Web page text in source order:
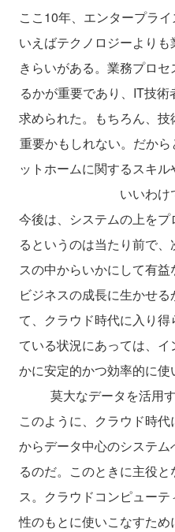
ここ10年、エンタープラ
いえばテクノロジーより
きらいがある。業務プロ
るかが重要であり、IT技
求められた。もちろん、
重要かもしれない。だか
ットホームに関するスキ
いいわけ
今後は、システムの上を
るというのは当たり前で
スの中からいかにして有
ビジネスの成長に生かせ
て、クラウド時代に入り
ている状況にあっては、
かに安定的かつ効率的に
莫大なデータを活用
このように、クラウド時
からデータ中心のシステ
るのだ。このときに主役
ス。クラウドコンピュー
性のもとに使いこなすた